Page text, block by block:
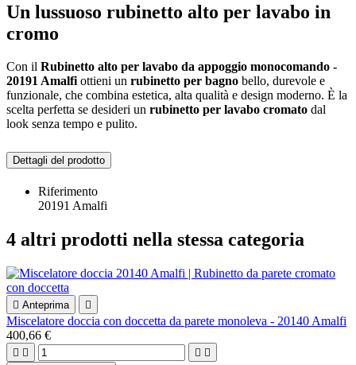
Un lussuoso rubinetto alto per lavabo in
cromo
Con il Rubinetto alto per lavabo da appoggio monocomando -
20191 Amalfiottieni un rubinetto per bagno bello, durevole e
funzionale, che combina estetica, alta qualità e design moderno. È la
scelta perfetta se desideri un rubinetto per lavabo cromato dal
look senza tempo e pulito.
Dettagli del prodotto
Riferimento
20191 Amalfi
4 altri prodotti nella stessa categoria
 Anteprima 
Miscelatore doccia con doccetta da parete monoleva - 20140 Amalfi
400,66 €
   